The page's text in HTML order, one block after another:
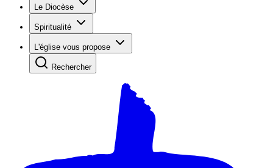
Le Diocèse
Spiritualité
L'église vous propose
Rechercher